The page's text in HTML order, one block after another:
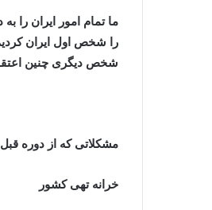
ما تمام امور ایران
را شخص اول ایران
شخص دیگری چنین
مشکلاتی که از دوره قبل
خرانه تهی کشور